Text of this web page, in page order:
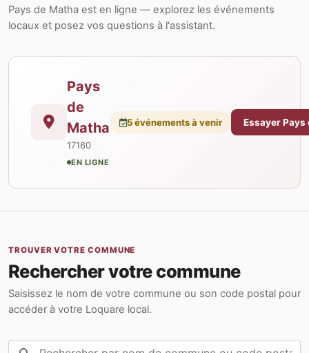
Pays de Matha est en ligne — explorez les événements
locaux et posez vos questions à l'assistant.
Pays
de
Matha
17160
EN LIGNE
5 événements à venir Essayer Pays
TROUVER VOTRE COMMUNE
Rechercher votre commune
Saisissez le nom de votre commune ou son code postal pour
accéder à votre Loquare local.